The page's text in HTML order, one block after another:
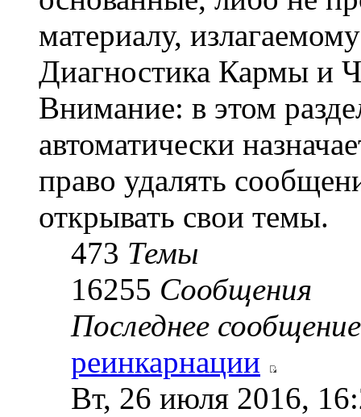
материалу,
Диагностика Кармы и
Внимание: в этом
автоматически
право удалять
открывать свои темы.
473 Темы
16255 Сообщения
Последнее сообщение
реинкарнации
Вт, 26 июля 2016,